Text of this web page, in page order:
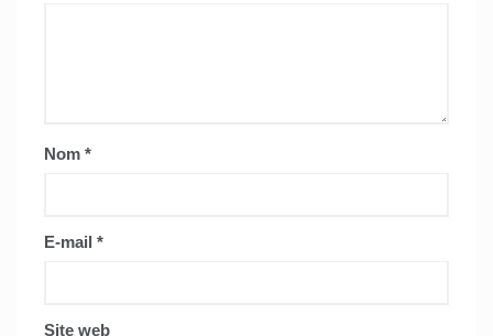
Nom *
E-mail *
Site web